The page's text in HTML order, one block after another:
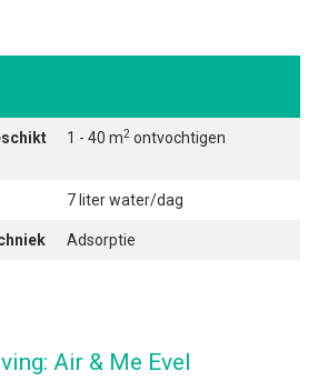
1 - 40 m2 ontvochtigen
7 liter water/dag
Adsorptie
Air & Me Evel